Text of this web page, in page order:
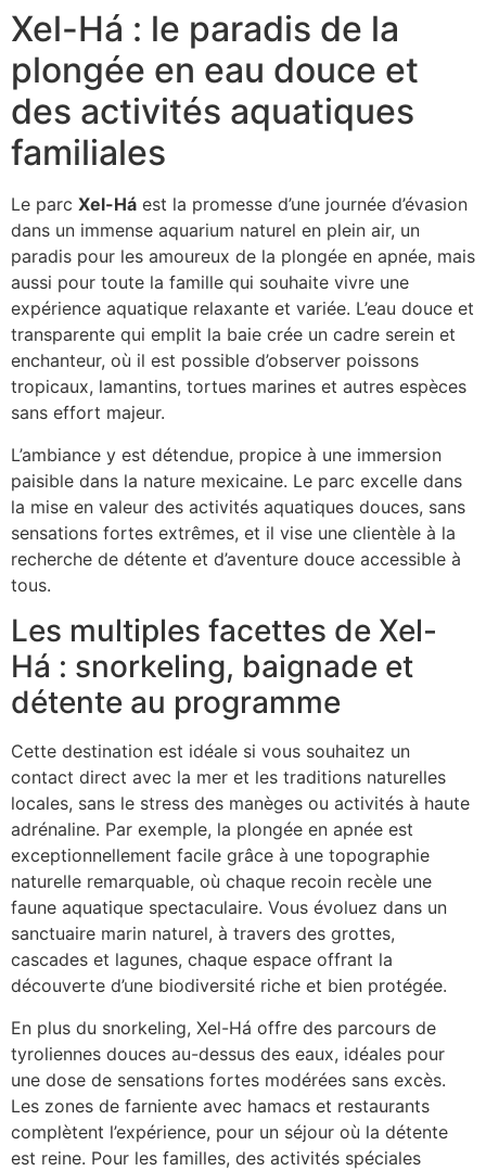
Xel-Há : le paradis de la
plongée en eau douce et
des activités aquatiques
familiales
Le parc Xel-Há est la promesse d’une journée d’évasion
dans un immense aquarium naturel en plein air, un
paradis pour les amoureux de la plongée en apnée, mais
aussi pour toute la famille qui souhaite vivre une
expérience aquatique relaxante et variée. L’eau douce et
transparente qui emplit la baie crée un cadre serein et
enchanteur, où il est possible d’observer poissons
tropicaux, lamantins, tortues marines et autres espèces
sans effort majeur.
L’ambiance y est détendue, propice à une immersion
paisible dans la nature mexicaine. Le parc excelle dans
la mise en valeur des activités aquatiques douces, sans
sensations fortes extrêmes, et il vise une clientèle à la
recherche de détente et d’aventure douce accessible à
tous.
Les multiples facettes de Xel-
Há : snorkeling, baignade et
détente au programme
Cette destination est idéale si vous souhaitez un
contact direct avec la mer et les traditions naturelles
locales, sans le stress des manèges ou activités à haute
adrénaline. Par exemple, la plongée en apnée est
exceptionnellement facile grâce à une topographie
naturelle remarquable, où chaque recoin recèle une
faune aquatique spectaculaire. Vous évoluez dans un
sanctuaire marin naturel, à travers des grottes,
cascades et lagunes, chaque espace offrant la
découverte d’une biodiversité riche et bien protégée.
En plus du snorkeling, Xel-Há offre des parcours de
tyroliennes douces au-dessus des eaux, idéales pour
une dose de sensations fortes modérées sans excès.
Les zones de farniente avec hamacs et restaurants
complètent l’expérience, pour un séjour où la détente
est reine. Pour les familles, des activités spéciales